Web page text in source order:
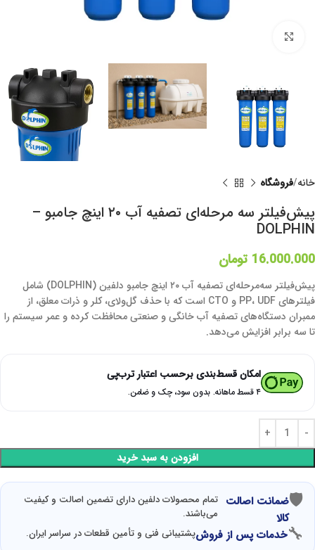
خانه فروشگاه
پیش‌فیلتر سه مرحله‌ای تصفیه آب ۲۰ اینچ جامبو –
DOLPHIN
16.000.000 تومان
پیش‌فیلتر سه‌مرحله‌ای تصفیه آب ۲۰ اینچ جامبو دلفین (DOLPHIN) شامل
فیلترهای PP، UDF و CTO است که با حذف گل‌ولای، کلر و ذرات معلق، از
ممبران دستگاه‌های تصفیه آب خانگی و صنعتی محافظت کرده و عمر سیستم را
تا سه برابر افزایش می‌دهد.
امکان قسط‌بندی برحسب اعتبار ترب‌پی
۴ قسط ماهانه. بدون سود، چک و ضامن.
افزودن به سبد خرید
🛡ضمانت اصالت
کالا
تمام محصولات دلفین دارای تضمین اصالت و کیفیت
می‌باشند.
🔧خدمات پس از فروشپشتیبانی فنی و تأمین قطعات در سراسر ایران.